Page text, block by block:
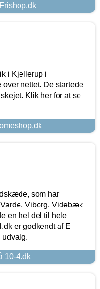
i Kjellerup i
nettet. De startede
Klik her for at se
som har
Viborg, Videbæk
en hel del til hele
er godkendt af E-
udvalg.
10-4.dk